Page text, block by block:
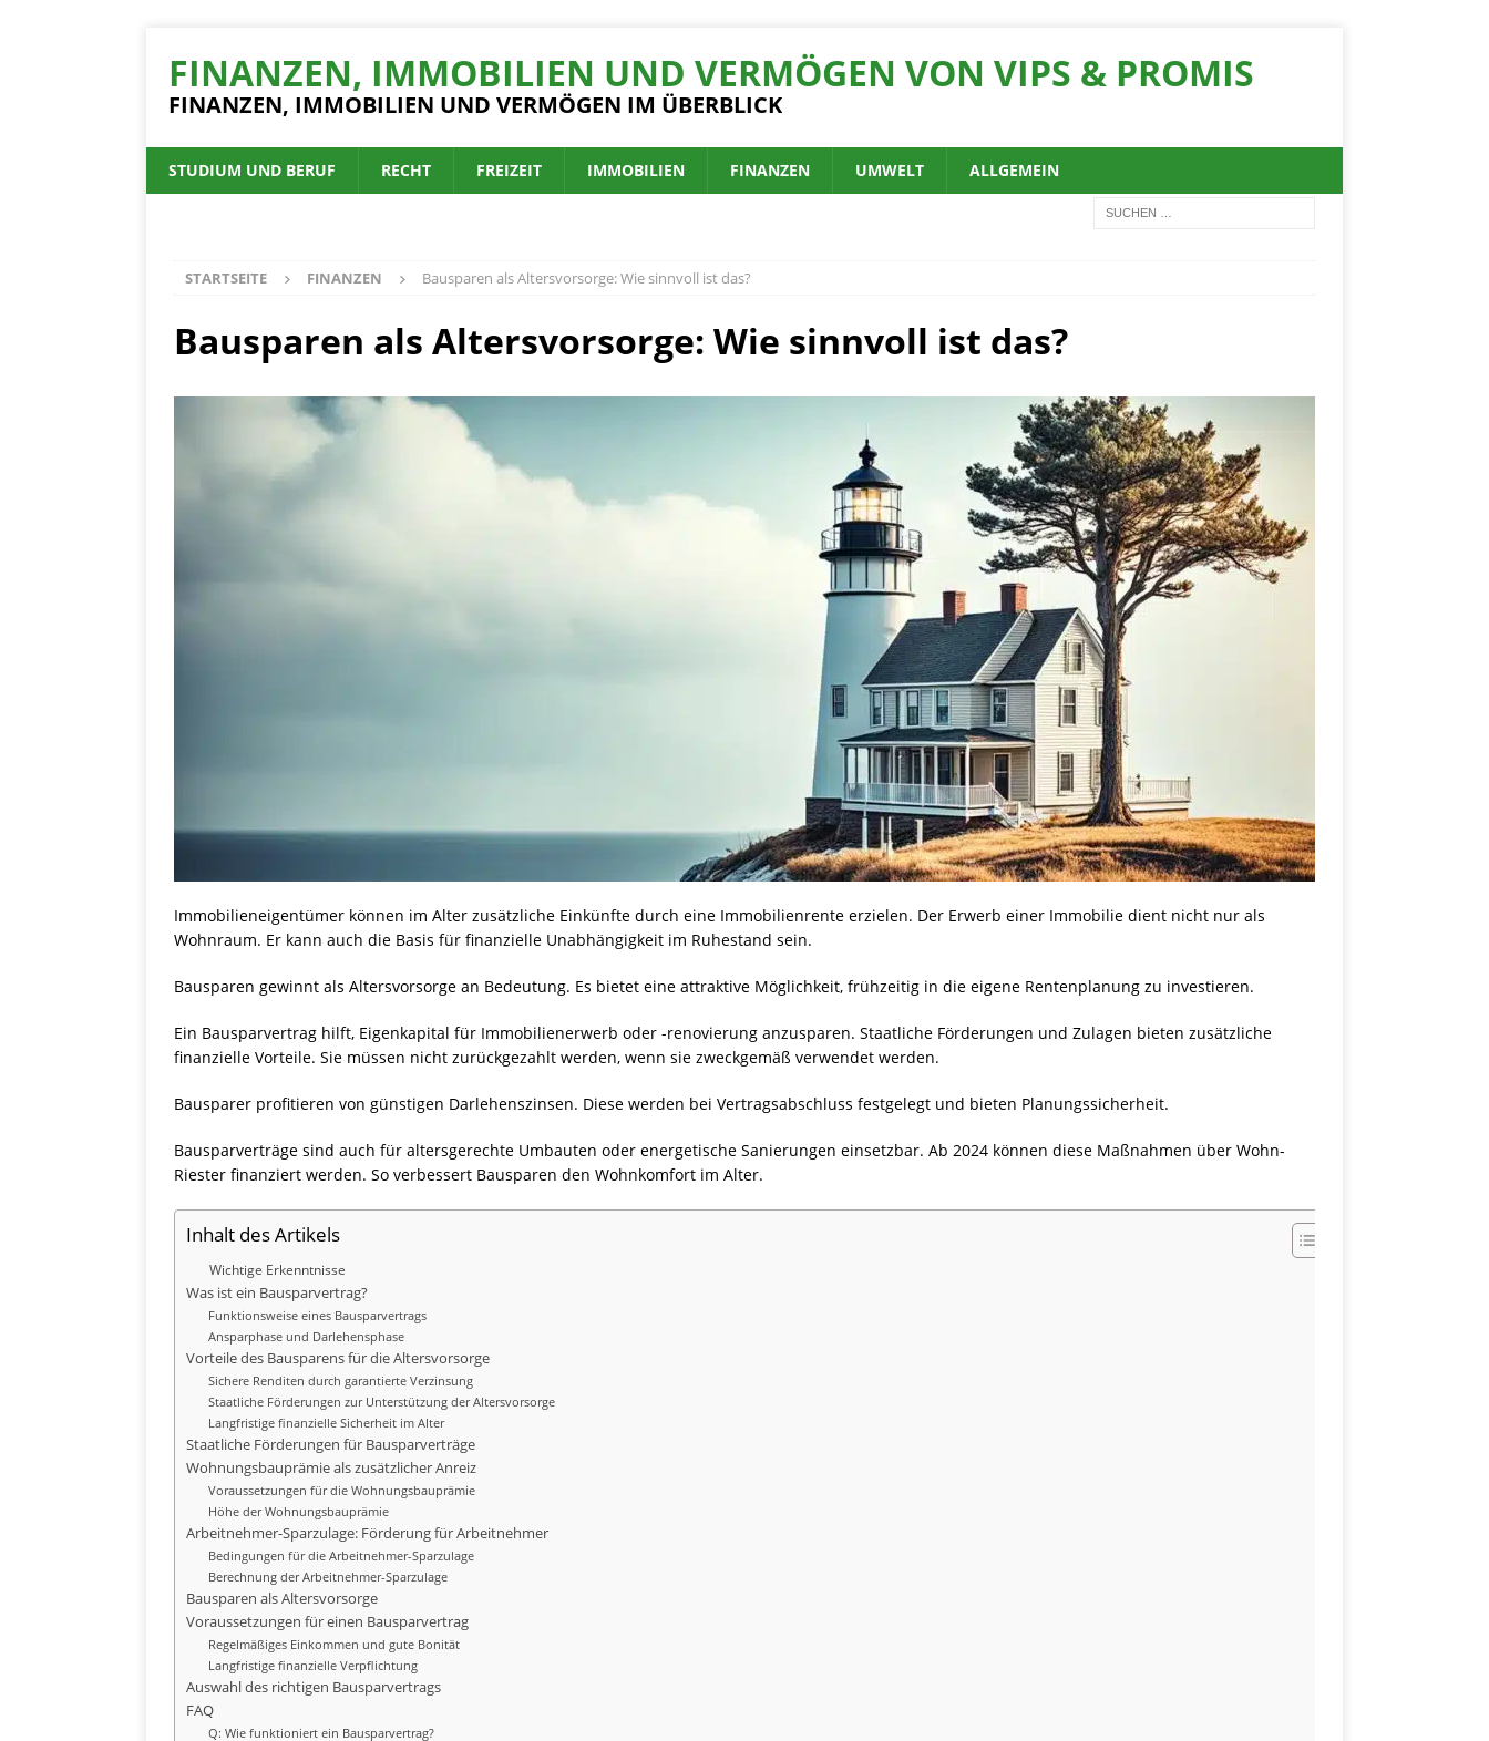
FINANZEN, IMMOBILIEN UND VERMÖGEN VON VIPS & PROMIS
FINANZEN, IMMOBILIEN UND VERMÖGEN IM ÜBERBLICK
STUDIUM UND BERUF RECHT FREIZEIT IMMOBILIEN FINANZEN UMWELT ALLGEMEIN
STARTSEITE FINANZEN Bausparen als Altersvorsorge: Wie sinnvoll ist das?
Bausparen als Altersvorsorge: Wie sinnvoll ist das?
Immobilieneigentümer können im Alter zusätzliche Einkünfte durch eine Immobilienrente erzielen. Der Erwerb einer Immobilie dient nicht nur als
Wohnraum. Er kann auch die Basis für finanzielle Unabhängigkeit im Ruhestand sein.
Bausparen gewinnt als Altersvorsorge an Bedeutung. Es bietet eine attraktive Möglichkeit, frühzeitig in die eigene Rentenplanung zu investieren.
Ein Bausparvertrag hilft, Eigenkapital für Immobilienerwerb oder -renovierung anzusparen. Staatliche Förderungen und Zulagen bieten zusätzliche
finanzielle Vorteile. Sie müssen nicht zurückgezahlt werden, wenn sie zweckgemäß verwendet werden.
Bausparer profitieren von günstigen Darlehenszinsen. Diese werden bei Vertragsabschluss festgelegt und bieten Planungssicherheit.
Bausparverträge sind auch für altersgerechte Umbauten oder energetische Sanierungen einsetzbar. Ab 2024 können diese Maßnahmen über Wohn-
Riester finanziert werden. So verbessert Bausparen den Wohnkomfort im Alter.
Inhalt des Artikels
Wichtige Erkenntnisse
Was ist ein Bausparvertrag?
Funktionsweise eines Bausparvertrags
Ansparphase und Darlehensphase
Vorteile des Bausparens für die Altersvorsorge
Sichere Renditen durch garantierte Verzinsung
Staatliche Förderungen zur Unterstützung der Altersvorsorge
Langfristige finanzielle Sicherheit im Alter
Staatliche Förderungen für Bausparverträge
Wohnungsbauprämie als zusätzlicher Anreiz
Voraussetzungen für die Wohnungsbauprämie
Höhe der Wohnungsbauprämie
Arbeitnehmer-Sparzulage: Förderung für Arbeitnehmer
Bedingungen für die Arbeitnehmer-Sparzulage
Berechnung der Arbeitnehmer-Sparzulage
Bausparen als Altersvorsorge
Voraussetzungen für einen Bausparvertrag
Regelmäßiges Einkommen und gute Bonität
Langfristige finanzielle Verpflichtung
Auswahl des richtigen Bausparvertrags
FAQ
Q: Wie funktioniert ein Bausparvertrag?